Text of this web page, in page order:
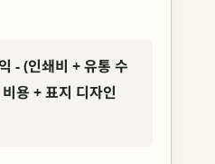
- (인쇄비 + 유통 수
용 + 표지 디자인